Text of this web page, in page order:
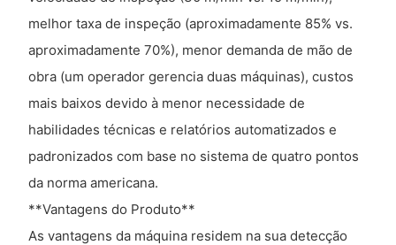
melhor taxa de inspeção (aproximadamente 85% vs.
aproximadamente 70%), menor demanda de mão de
obra (um operador gerencia duas máquinas), custos
mais baixos devido à menor necessidade de
habilidades técnicas e relatórios automatizados e
padronizados com base no sistema de quatro pontos
da norma americana.
**Vantagens do Produto**
As vantagens da máquina residem na sua detecção